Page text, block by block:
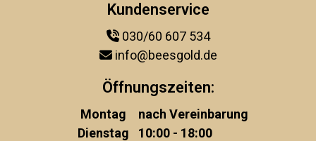
Kundenservice
030/60 607 534
info@beesgold.de
Öffnungszeiten:
Montag
nach Vereinbarung
Dienstag
10:00 - 18:00